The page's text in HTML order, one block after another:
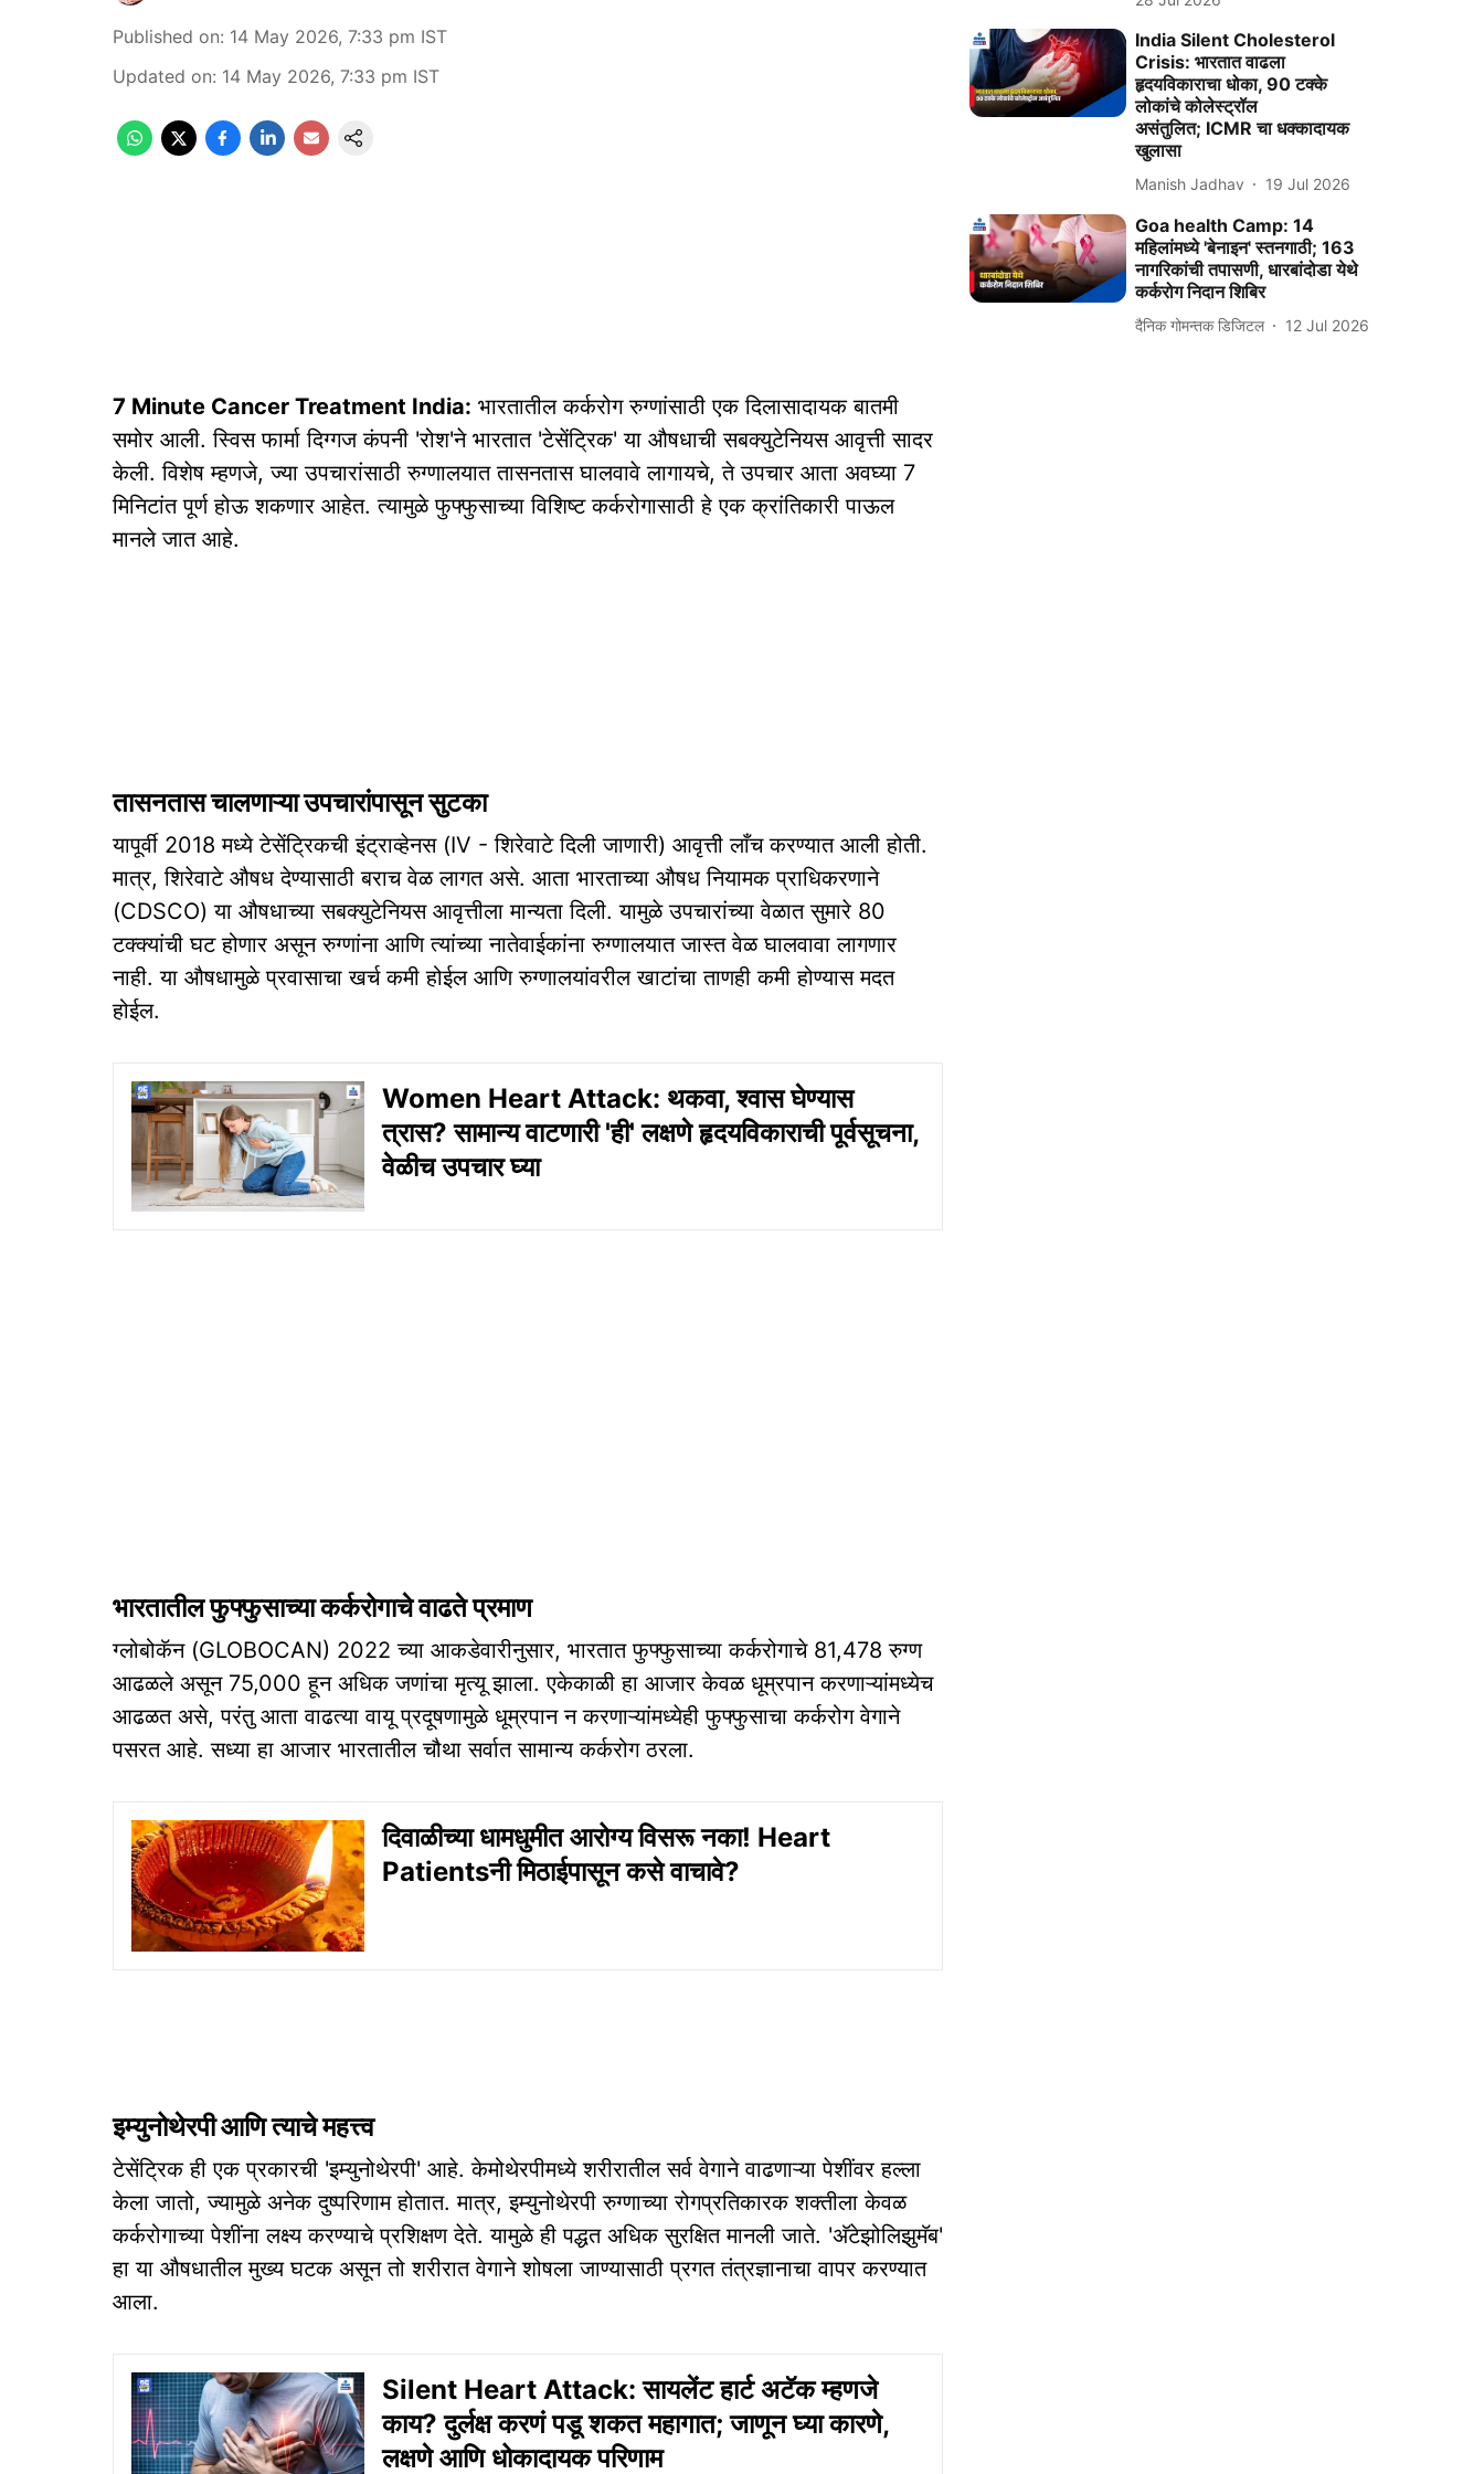
Published on: 14 May 2026, 7:33 pm IST
Updated on: 14 May 2026, 7:33 pm IST
7 Minute Cancer Treatment India: भारतातील कर्करोग रुग्णांसाठी एक दिलासादायक बातमी
समोर आली. स्विस फार्मा दिग्गज कंपनी 'रोश'ने भारतात 'टेसेंट्रिक' या औषधाची सबक्युटेनियस आवृत्ती सादर
केली. विशेष म्हणजे, ज्या उपचारांसाठी रुग्णालयात तासनतास घालवावे लागायचे, ते उपचार आता अवघ्या 7
मिनिटांत पूर्ण होऊ शकणार आहेत. त्यामुळे फुफ्फुसाच्या विशिष्ट कर्करोगासाठी हे एक क्रांतिकारी पाऊल
मानले जात आहे.
तासनतास चालणाऱ्या उपचारांपासून सुटका
यापूर्वी 2018 मध्ये टेसेंट्रिकची इंट्राव्हेनस (IV - शिरेवाटे दिली जाणारी) आवृत्ती लाँच करण्यात आली होती.
मात्र, शिरेवाटे औषध देण्यासाठी बराच वेळ लागत असे. आता भारताच्या औषध नियामक प्राधिकरणाने
(CDSCO) या औषधाच्या सबक्युटेनियस आवृत्तीला मान्यता दिली. यामुळे उपचारांच्या वेळात सुमारे 80
टक्क्यांची घट होणार असून रुग्णांना आणि त्यांच्या नातेवाईकांना रुग्णालयात जास्त वेळ घालवावा लागणार
नाही. या औषधामुळे प्रवासाचा खर्च कमी होईल आणि रुग्णालयांवरील खाटांचा ताणही कमी होण्यास मदत
होईल.
Women Heart Attack: थकवा, श्वास घेण्यास
त्रास? सामान्य वाटणारी 'ही' लक्षणे हृदयविकाराची पूर्वसूचना,
वेळीच उपचार घ्या
भारतातील फुफ्फुसाच्या कर्करोगाचे वाढते प्रमाण
ग्लोबोकॅन (GLOBOCAN) 2022 च्या आकडेवारीनुसार, भारतात फुफ्फुसाच्या कर्करोगाचे 81,478 रुग्ण
आढळले असून 75,000 हून अधिक जणांचा मृत्यू झाला. एकेकाळी हा आजार केवळ धूम्रपान करणाऱ्यांमध्येच
आढळत असे, परंतु आता वाढत्या वायू प्रदूषणामुळे धूम्रपान न करणाऱ्यांमध्येही फुफ्फुसाचा कर्करोग वेगाने
पसरत आहे. सध्या हा आजार भारतातील चौथा सर्वात सामान्य कर्करोग ठरला.
दिवाळीच्या धामधुमीत आरोग्य विसरू नका! Heart
Patientsनी मिठाईपासून कसे वाचावे?
इम्युनोथेरपी आणि त्याचे महत्त्व
टेसेंट्रिक ही एक प्रकारची 'इम्युनोथेरपी' आहे. केमोथेरपीमध्ये शरीरातील सर्व वेगाने वाढणाऱ्या पेशींवर हल्ला
केला जातो, ज्यामुळे अनेक दुष्परिणाम होतात. मात्र, इम्युनोथेरपी रुग्णाच्या रोगप्रतिकारक शक्तीला केवळ
कर्करोगाच्या पेशींना लक्ष्य करण्याचे प्रशिक्षण देते. यामुळे ही पद्धत अधिक सुरक्षित मानली जाते. 'अ‍ॅटेझोलिझुमॅब'
हा या औषधातील मुख्य घटक असून तो शरीरात वेगाने शोषला जाण्यासाठी प्रगत तंत्रज्ञानाचा वापर करण्यात
आला.
Silent Heart Attack: सायलेंट हार्ट अटॅक म्हणजे
काय? दुर्लक्ष करणं पडू शकत महागात; जाणून घ्या कारणे,
लक्षणे आणि धोकादायक परिणाम
India Silent Cholesterol
Crisis: भारतात वाढला
हृदयविकाराचा धोका, 90 टक्के
लोकांचे कोलेस्ट्रॉल
असंतुलित; ICMR चा धक्कादायक
खुलासा
Manish Jadhav 19 Jul 2026
Goa health Camp: 14
महिलांमध्ये 'बेनाइन' स्तनगाठी; 163
नागरिकांची तपासणी, धारबांदोडा येथे
कर्करोग निदान शिबिर
दैनिक गोमन्तक डिजिटल 12 Jul 2026